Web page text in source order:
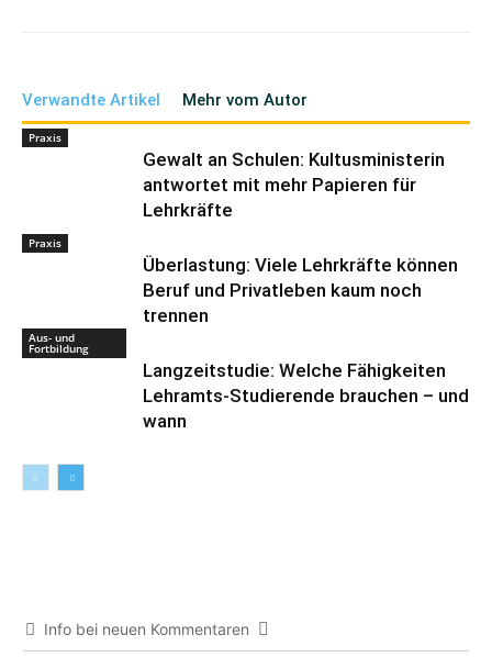
Verwandte Artikel Mehr vom Autor
Praxis
Gewalt an Schulen: Kultusministerin
antwortet mit mehr Papieren für
Lehrkräfte
Praxis
Überlastung: Viele Lehrkräfte können
Beruf und Privatleben kaum noch
trennen
Aus- und
Fortbildung
Langzeitstudie: Welche Fähigkeiten
Lehramts-Studierende brauchen – und
wann
Info bei neuen Kommentaren